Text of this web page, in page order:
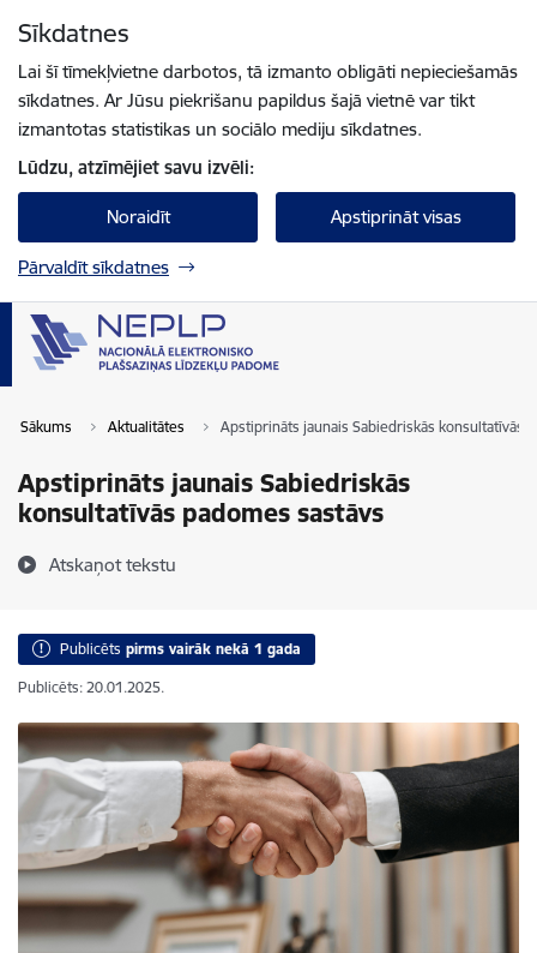
Sīkdatnes
Lai šī tīmekļvietne darbotos, tā izmanto obligāti nepieciešamās
sīkdatnes. Ar Jūsu piekrišanu papildus šajā vietnē var tikt
izmantotas statistikas un sociālo mediju sīkdatnes.
Lūdzu, atzīmējiet savu izvēli:
Noraidīt Apstiprināt visas
Pārvaldīt sīkdatnes
Sākums Aktualitātes Apstiprināts jaunais Sabiedriskās konsultatīvās
Apstiprināts jaunais Sabiedriskās
konsultatīvās padomes sastāvs
Atskaņot tekstu
Publicēts pirms vairāk nekā 1 gada
Publicēts: 20.01.2025.